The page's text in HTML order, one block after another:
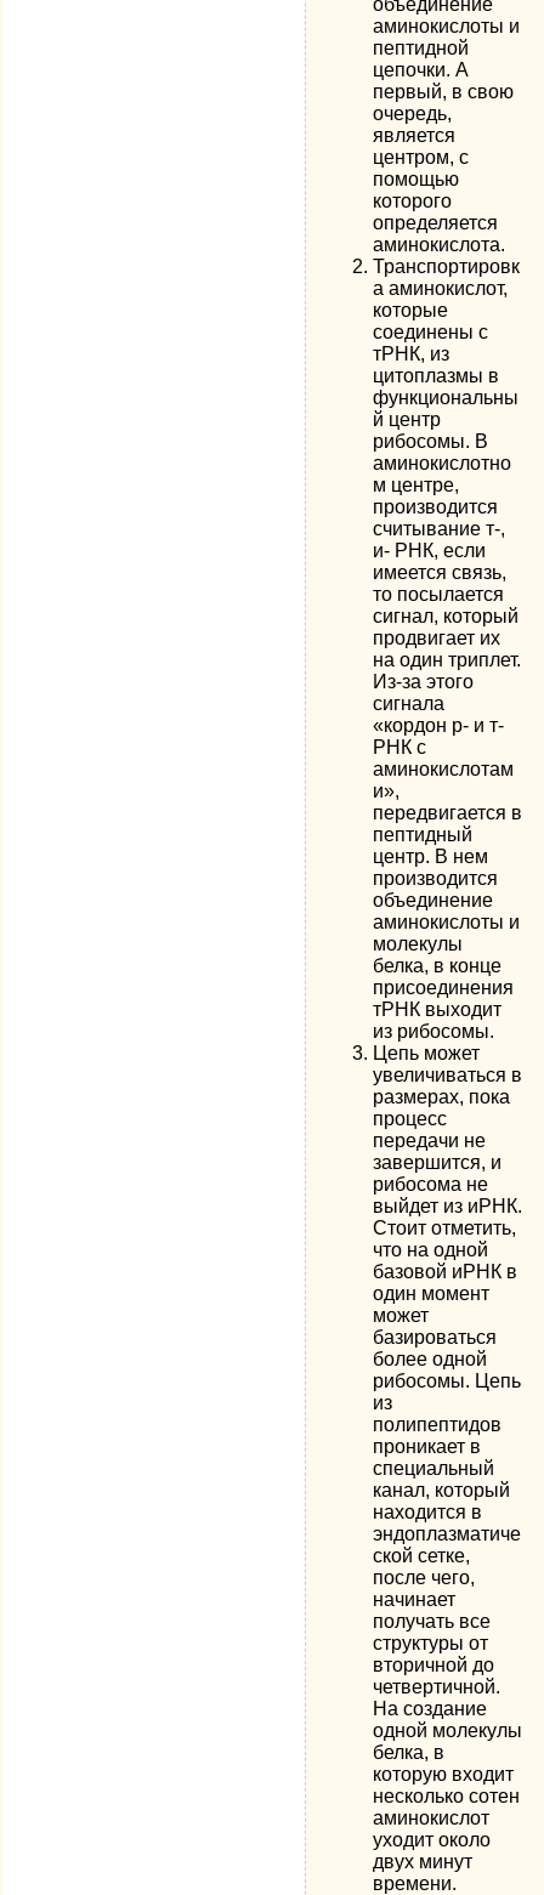
объединение
аминокислоты и
пептидной
цепочки. А
первый, в свою
очередь,
является
центром, с
помощью
которого
определяется
аминокислота.
Транспортировк
а аминокислот,
которые
соединены с
тРНК, из
цитоплазмы в
функциональны
й центр
рибосомы. В
аминокислотно
м центре,
производится
считывание т-,
и- РНК, если
имеется связь,
то посылается
сигнал, который
продвигает их
на один триплет.
Из-за этого
сигнала
«кордон р- и т-
РНК с
аминокислотам
и»,
передвигается в
пептидный
центр. В нем
производится
объединение
аминокислоты и
молекулы
белка, в конце
присоединения
тРНК выходит
из рибосомы.
Цепь может
увеличиваться в
размерах, пока
процесс
передачи не
завершится, и
рибосома не
выйдет из иРНК.
Стоит отметить,
что на одной
базовой иРНК в
один момент
может
базироваться
более одной
рибосомы. Цепь
из
полипептидов
проникает в
специальный
канал, который
находится в
эндоплазматиче
ской сетке,
после чего,
начинает
получать все
структуры от
вторичной до
четвертичной.
На создание
одной молекулы
белка, в
которую входит
несколько сотен
аминокислот
уходит около
двух минут
времени.